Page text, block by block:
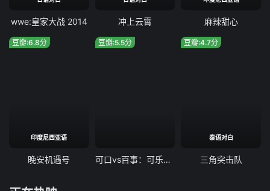
wwe:皇家大战 2014 冲上云霄 麻辣甜心
印度尼西亚语
豆瓣:6.8分
晚安机遇号
豆瓣:5.5分
可口vs百事：可乐之战
泰语对白
豆瓣:4.7分
三角突击队